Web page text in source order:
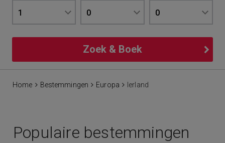
1 0 0
Zoek & Boek
Home Bestemmingen Europa Ierland
Populaire bestemmingen